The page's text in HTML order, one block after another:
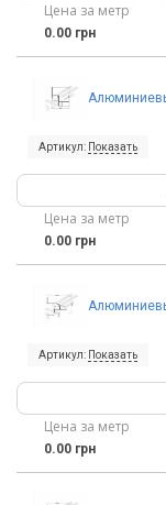
Цена за метр
0.00 грн
Артикул: Показать
Цена за метр
0.00 грн
Артикул: Показать
Цена за метр
0.00 грн